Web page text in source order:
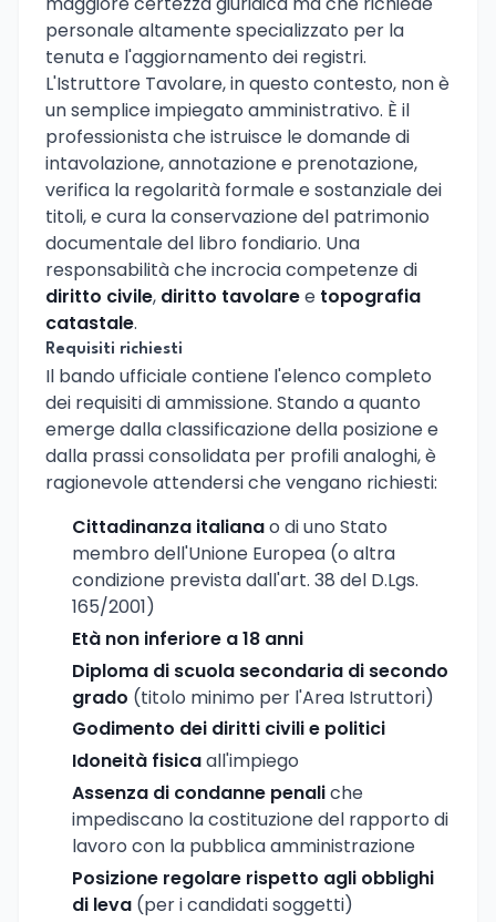
personale altamente specializzato per la
tenuta e l'aggiornamento dei registri.
L'Istruttore Tavolare, in questo contesto, non è
un semplice impiegato amministrativo. È il
professionista che istruisce le domande di
intavolazione, annotazione e prenotazione,
verifica la regolarità formale e sostanziale dei
titoli, e cura la conservazione del patrimonio
documentale del libro fondiario. Una
responsabilità che incrocia competenze di
diritto civile, diritto tavolaree topografia
catastale.
Requisiti richiesti
Il bando ufficiale contiene l'elenco completo
dei requisiti di ammissione. Stando a quanto
emerge dalla classificazione della posizione e
dalla prassi consolidata per profili analoghi, è
ragionevole attendersi che vengano richiesti:
Cittadinanza italianao di uno Stato
membro dell'Unione Europea (o altra
condizione prevista dall'art. 38 del D.Lgs.
165/2001)
Età non inferiore a 18 anni
Diploma di scuola secondaria di secondo
grado (titolo minimo per l'Area Istruttori)
Godimento dei diritti civili e politici
Idoneità fisicaall'impiego
Assenza di condanne penaliche
impediscano la costituzione del rapporto di
lavoro con la pubblica amministrazione
Posizione regolare rispetto agli obblighi
di leva (per i candidati soggetti)